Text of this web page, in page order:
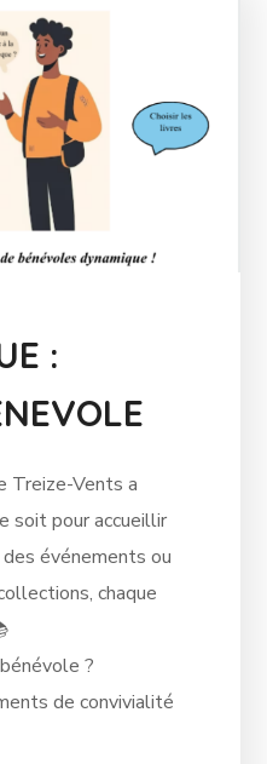
:
Treize-Vents a
soit pour accueillir
événements ou
chaque
?
de convivialité